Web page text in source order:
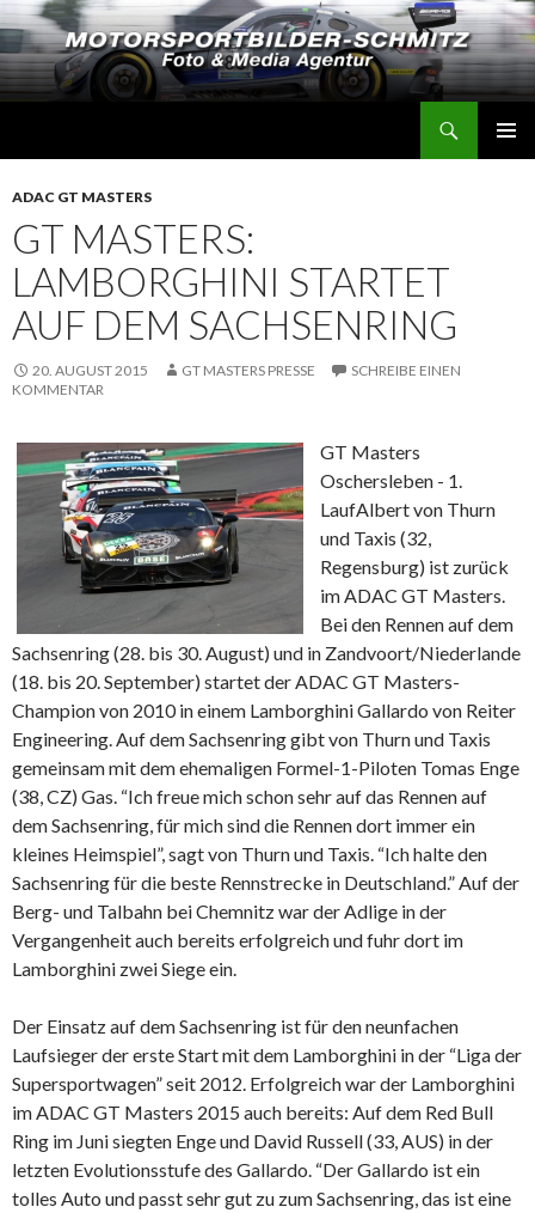
INHALT
ADAC GT MASTERS
GT MASTERS:
LAMBORGHINI STARTET
AUF DEM SACHSENRING
20. AUGUST 2015 GT MASTERS PRESSE
SCHREIBE EINEN
KOMMENTAR
GT Masters
Oschersleben - 1.
LaufAlbert von Thurn
und Taxis (32,
Regensburg) ist zurück
im ADAC GT Masters.
Bei den Rennen auf dem
Sachsenring (28. bis 30. August) und in Zandvoort/Niederlande
(18. bis 20. September) startet der ADAC GT Masters-
Champion von 2010 in einem Lamborghini Gallardo von Reiter
Engineering. Auf dem Sachsenring gibt von Thurn und Taxis
gemeinsam mit dem ehemaligen Formel-1-Piloten Tomas Enge
(38, CZ) Gas. “Ich freue mich schon sehr auf das Rennen auf
dem Sachsenring, für mich sind die Rennen dort immer ein
kleines Heimspiel”, sagt von Thurn und Taxis. “Ich halte den
Sachsenring für die beste Rennstrecke in Deutschland.” Auf der
Berg- und Talbahn bei Chemnitz war der Adlige in der
Vergangenheit auch bereits erfolgreich und fuhr dort im
Lamborghini zwei Siege ein.
Der Einsatz auf dem Sachsenring ist für den neunfachen
Laufsieger der erste Start mit dem Lamborghini in der “Liga der
Supersportwagen” seit 2012. Erfolgreich war der Lamborghini
im ADAC GT Masters 2015 auch bereits: Auf dem Red Bull
Ring im Juni siegten Enge und David Russell (33, AUS) in der
letzten Evolutionsstufe des Gallardo. “Der Gallardo ist ein
tolles Auto und passt sehr gut zu zum Sachsenring, das ist eine